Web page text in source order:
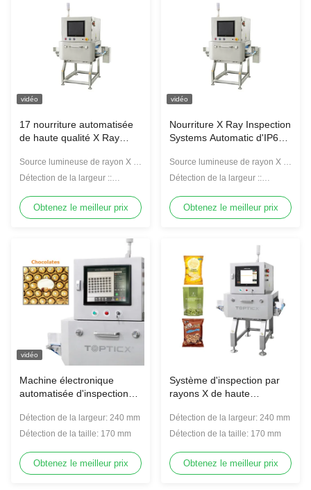
vidéo
17 nourriture automatisée
de haute qualité X Ray
HMI 70m/Min Food X Ray
Inspection Systems
Source lumineuse de rayon X ::
Inspecteur de rayon X de la
Détection de la largeur ::
nourriture de 400mm
Obtenez le meilleur prix
vidéo
Nourriture X Ray Inspection
Systems Automatic d'IP66
Source lumineuse de rayon X ::
150W/100KV
Détection de la largeur ::
Obtenez le meilleur prix
vidéo
Machine électronique
automatisée d'inspection
l'industrie alimentaire
Système d'inspection par
Détection de la largeur: 240 mm
Détection de la taille: 170 mm
Obtenez le meilleur prix
Système d'inspection par
rayons X de haute
des matières étrangères
Détection de la largeur: 240 mm
Détection de la taille: 170 mm
Obtenez le meilleur prix